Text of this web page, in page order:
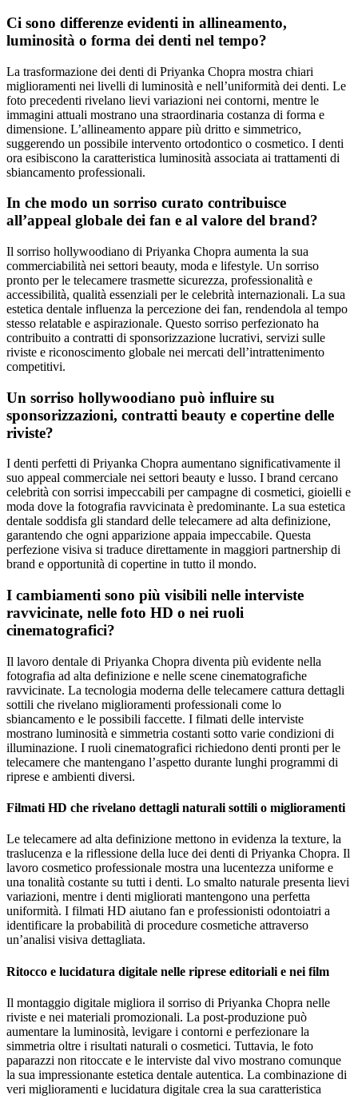
Ci sono differenze evidenti in allineamento,
luminosità o forma dei denti nel tempo?
La trasformazione dei denti di Priyanka Chopra mostra chiari
miglioramenti nei livelli di luminosità e nell’uniformità dei denti. Le
foto precedenti rivelano lievi variazioni nei contorni, mentre le
immagini attuali mostrano una straordinaria costanza di forma e
dimensione. L’allineamento appare più dritto e simmetrico,
suggerendo un possibile intervento ortodontico o cosmetico. I denti
ora esibiscono la caratteristica luminosità associata ai trattamenti di
sbiancamento professionali.
In che modo un sorriso curato contribuisce
all’appeal globale dei fan e al valore del brand?
Il sorriso hollywoodiano di Priyanka Chopra aumenta la sua
commerciabilità nei settori beauty, moda e lifestyle. Un sorriso
pronto per le telecamere trasmette sicurezza, professionalità e
accessibilità, qualità essenziali per le celebrità internazionali. La sua
estetica dentale influenza la percezione dei fan, rendendola al tempo
stesso relatable e aspirazionale. Questo sorriso perfezionato ha
contribuito a contratti di sponsorizzazione lucrativi, servizi sulle
riviste e riconoscimento globale nei mercati dell’intrattenimento
competitivi.
Un sorriso hollywoodiano può influire su
sponsorizzazioni, contratti beauty e copertine delle
riviste?
I denti perfetti di Priyanka Chopra aumentano significativamente il
suo appeal commerciale nei settori beauty e lusso. I brand cercano
celebrità con sorrisi impeccabili per campagne di cosmetici, gioielli e
moda dove la fotografia ravvicinata è predominante. La sua estetica
dentale soddisfa gli standard delle telecamere ad alta definizione,
garantendo che ogni apparizione appaia impeccabile. Questa
perfezione visiva si traduce direttamente in maggiori partnership di
brand e opportunità di copertine in tutto il mondo.
I cambiamenti sono più visibili nelle interviste
ravvicinate, nelle foto HD o nei ruoli
cinematografici?
Il lavoro dentale di Priyanka Chopra diventa più evidente nella
fotografia ad alta definizione e nelle scene cinematografiche
ravvicinate. La tecnologia moderna delle telecamere cattura dettagli
sottili che rivelano miglioramenti professionali come lo
sbiancamento e le possibili faccette. I filmati delle interviste
mostrano luminosità e simmetria costanti sotto varie condizioni di
illuminazione. I ruoli cinematografici richiedono denti pronti per le
telecamere che mantengano l’aspetto durante lunghi programmi di
riprese e ambienti diversi.
Filmati HD che rivelano dettagli naturali sottili o miglioramenti
Le telecamere ad alta definizione mettono in evidenza la texture, la
traslucenza e la riflessione della luce dei denti di Priyanka Chopra. Il
lavoro cosmetico professionale mostra una lucentezza uniforme e
una tonalità costante su tutti i denti. Lo smalto naturale presenta lievi
variazioni, mentre i denti migliorati mantengono una perfetta
uniformità. I filmati HD aiutano fan e professionisti odontoiatri a
identificare la probabilità di procedure cosmetiche attraverso
un’analisi visiva dettagliata.
Ritocco e lucidatura digitale nelle riprese editoriali e nei film
Il montaggio digitale migliora il sorriso di Priyanka Chopra nelle
riviste e nei materiali promozionali. La post-produzione può
aumentare la luminosità, levigare i contorni e perfezionare la
simmetria oltre i risultati naturali o cosmetici. Tuttavia, le foto
paparazzi non ritoccate e le interviste dal vivo mostrano comunque
la sua impressionante estetica dentale autentica. La combinazione di
veri miglioramenti e lucidatura digitale crea la sua caratteristica